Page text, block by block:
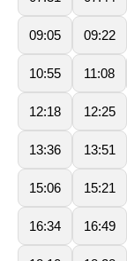
09:05 09:22
10:55 11:08
12:18 12:25
13:36 13:51
15:06 15:21
16:34 16:49